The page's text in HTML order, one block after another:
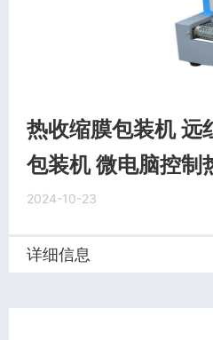
热收缩膜包装机 远
包装机 微电脑控制
2024-10-23
详细信息